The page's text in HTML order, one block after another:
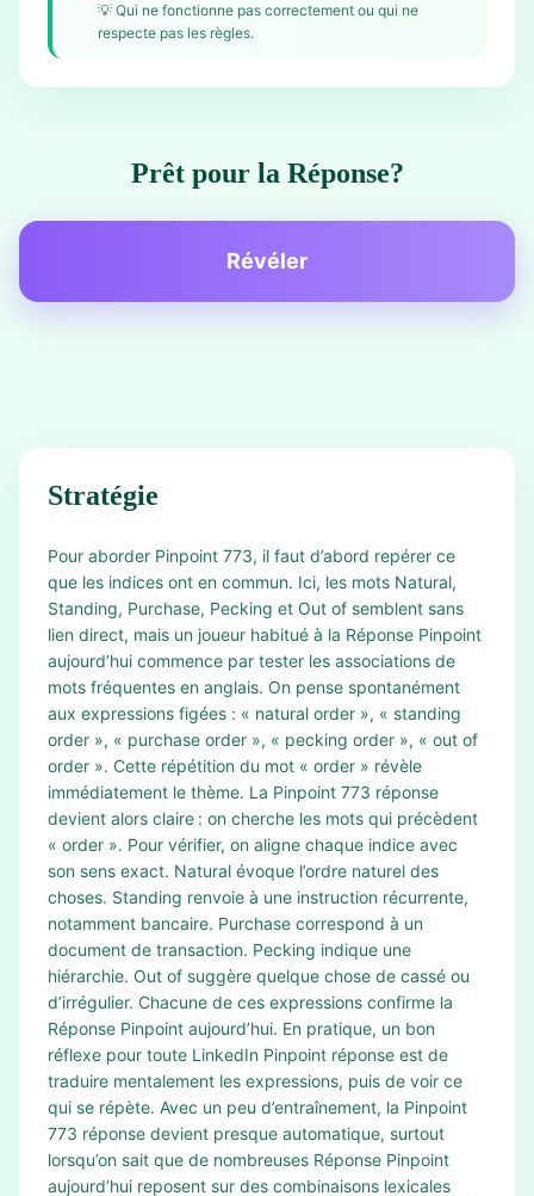
💡 Qui ne fonctionne pas correctement ou qui ne
respecte pas les règles.
Prêt pour la Réponse?
Révéler
Stratégie
Pour aborder Pinpoint 773, il faut d’abord repérer ce
que les indices ont en commun. Ici, les mots Natural,
Standing, Purchase, Pecking et Out of semblent sans
lien direct, mais un joueur habitué à la Réponse Pinpoint
aujourd’hui commence par tester les associations de
mots fréquentes en anglais. On pense spontanément
aux expressions figées : « natural order », « standing
order », « purchase order », « pecking order », « out of
order ». Cette répétition du mot « order » révèle
immédiatement le thème. La Pinpoint 773 réponse
devient alors claire : on cherche les mots qui précèdent
« order ». Pour vérifier, on aligne chaque indice avec
son sens exact. Natural évoque l’ordre naturel des
choses. Standing renvoie à une instruction récurrente,
notamment bancaire. Purchase correspond à un
document de transaction. Pecking indique une
hiérarchie. Out of suggère quelque chose de cassé ou
d’irrégulier. Chacune de ces expressions confirme la
Réponse Pinpoint aujourd’hui. En pratique, un bon
réflexe pour toute LinkedIn Pinpoint réponse est de
traduire mentalement les expressions, puis de voir ce
qui se répète. Avec un peu d’entraînement, la Pinpoint
773 réponse devient presque automatique, surtout
lorsqu’on sait que de nombreuses Réponse Pinpoint
aujourd’hui reposent sur des combinaisons lexicales